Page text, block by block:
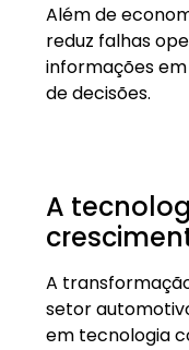
Além de
reduz falhas
informações
de decisões.
A
A
setor
em tecnologia